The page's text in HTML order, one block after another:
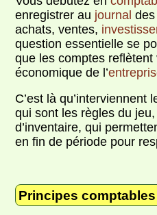
enregistrer au journal
achats, ventes,
question essentielle se
que les comptes
économique de l’
C’est là qu’interviennent
qui sont les règles du
d’inventaire, qui
en fin de période pour
Principes